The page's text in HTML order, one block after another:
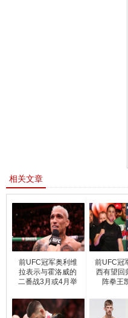
相关文章
前UFC冠军奥利维
拉表示与霍洛威的
二番战3月或4月举
前UFC冠
西有望回
阵拳王